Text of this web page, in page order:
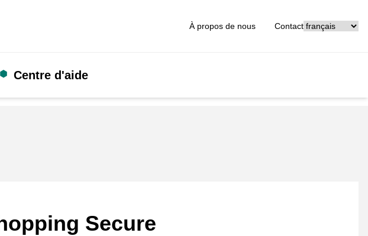
À propos de nous Contact
Centre d'aide
Secure